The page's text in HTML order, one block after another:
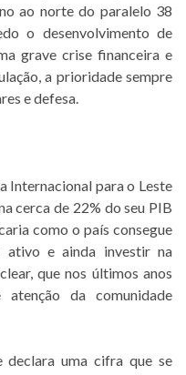
ao norte do paralelo 38
o desenvolvimento de
grave crise financeira e
a prioridade sempre
e defesa.
Internacional para o Leste
cerca de 22% do seu PIB
como o país consegue
ativo e ainda investir na
que nos últimos anos
da comunidade
uma cifra que se